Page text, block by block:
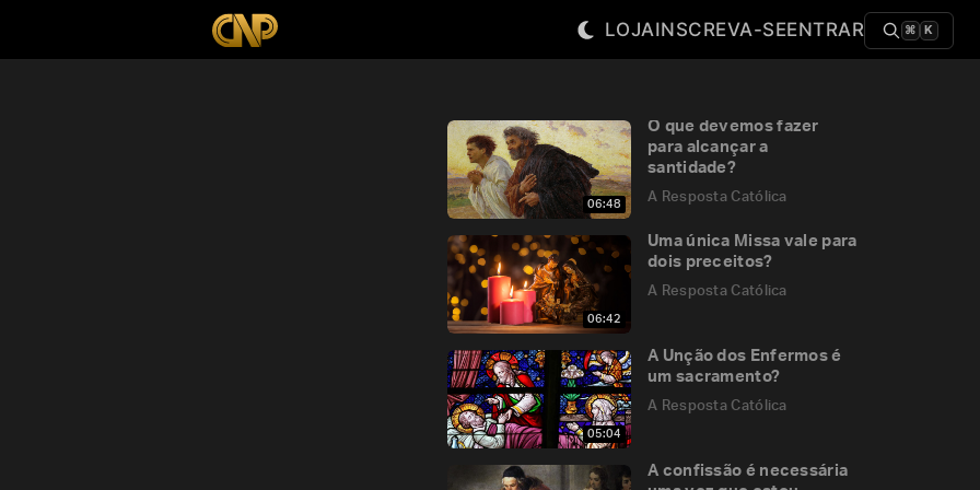
LOJAINSCREVA-SEENTRAR ⌘ K
06:48
O que devemos fazer
para alcançar a
santidade?
A Resposta Católica
06:42
Uma única Missa vale para
dois preceitos?
A Resposta Católica
05:04
A Unção dos Enfermos é
um sacramento?
A Resposta Católica
A confissão é necessária